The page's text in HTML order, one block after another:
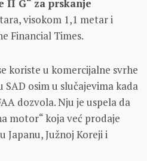
II G“ za prskanje
visokom 1,1 metar i
Financial Times.
koriste u komercijalne svrhe
osim u slučajevima kada
dozvola. Nju je uspela da
motor“ koja već prodaje
Južnoj Koreji i